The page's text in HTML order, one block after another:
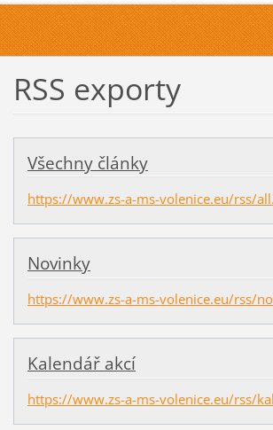
RSS exporty
Všechny články
https://www.zs-a-ms-volenice.eu/rss/
Novinky
https://www.zs-a-ms-volenice.eu/rss/
Kalendář akcí
https://www.zs-a-ms-volenice.eu/rss/